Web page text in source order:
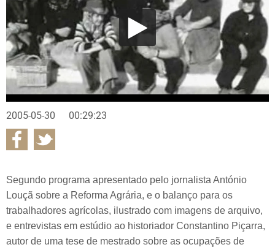
2005-05-30 00:29:23
Segundo programa apresentado pelo jornalista António
Louçã sobre a Reforma Agrária, e o balanço para os
trabalhadores agrícolas, ilustrado com imagens de arquivo,
e entrevistas em estúdio ao historiador Constantino Piçarra,
autor de uma tese de mestrado sobre as ocupações de